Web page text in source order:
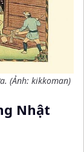
(Ảnh: kikkoman)
Nhật